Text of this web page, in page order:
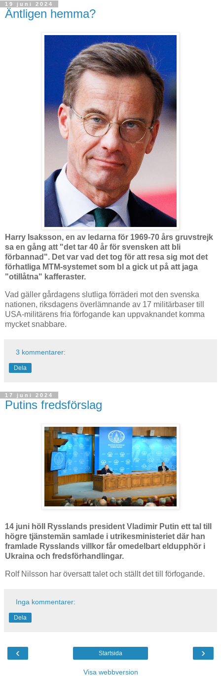
19 juni 2024
Äntligen hemma?
Harry Isaksson, en av ledarna för 1969-70 års gruvstrejk
sa en gång att "det tar 40 år för svensken att bli
förbannad". Det var vad det tog för att resa sig mot det
förhatliga MTM-systemet som bl a gick ut på att jaga
"otillåtna" kafferaster.
Vad gäller gårdagens slutliga förräderi mot den svenska
nationen, riksdagens överlämnande av 17 militärbaser till
USA-militärens fria förfogande kan uppvaknandet komma
mycket snabbare.
3 kommentarer:
Dela
17 juni 2024
Putins fredsförslag
14 juni höll Rysslands president Vladimir Putin ett tal till
högre tjänstemän samlade i utrikesministeriet där han
framlade Rysslands villkor får omedelbart eldupphör i
Ukraina och fredsförhandlingar.
Rolf Nilsson har översatt talet och ställt det till förfogande.
Inga kommentarer:
Dela
‹ ›
Startsida
Visa webbversion